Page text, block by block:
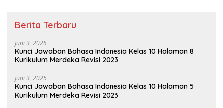
Berita Terbaru
Juni 3, 2025
Kunci Jawaban Bahasa Indonesia Kelas 10 Halaman 8
Kurikulum Merdeka Revisi 2023
Juni 3, 2025
Kunci Jawaban Bahasa Indonesia Kelas 10 Halaman 5
Kurikulum Merdeka Revisi 2023